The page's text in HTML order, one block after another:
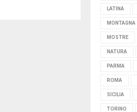
LATINA
MONTAGNA
MOSTRE
NATURA
PARMA
ROMA
SICILIA
TORINO